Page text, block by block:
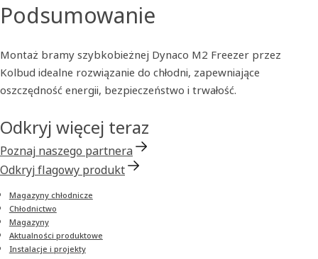
Podsumowanie
Montaż bramy szybkobieżnej Dynaco M2 Freezer przez
Kolbud idealne rozwiązanie do chłodni, zapewniające
oszczędność energii, bezpieczeństwo i trwałość.
Odkryj więcej teraz
Poznaj naszego partnera
Odkryj flagowy produkt
Magazyny chłodnicze
Chłodnictwo
Magazyny
Aktualności produktowe
Instalacje i projekty